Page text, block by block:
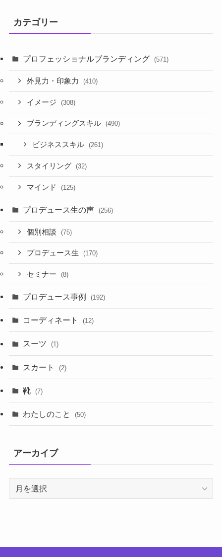
カテゴリー
プロフェッショナルブランディング (571)
外見力・印象力 (410)
イメージ (308)
ブランディングスキル (490)
ビジネススキル (261)
スタイリング (32)
マインド (125)
プロデュース生の声 (256)
個別相談 (75)
プロデュース生 (170)
セミナー (8)
プロデュース事例 (192)
コーディネート (12)
スーツ (1)
スカート (2)
靴 (7)
わたしのこと (50)
アーカイブ